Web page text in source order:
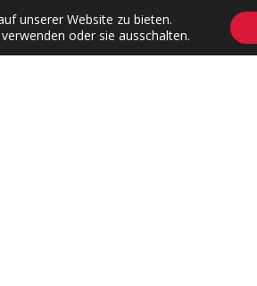
Adventskalender Dropdown-Menü öffnen
unserer Website zu bieten.
oder sie ausschalten.